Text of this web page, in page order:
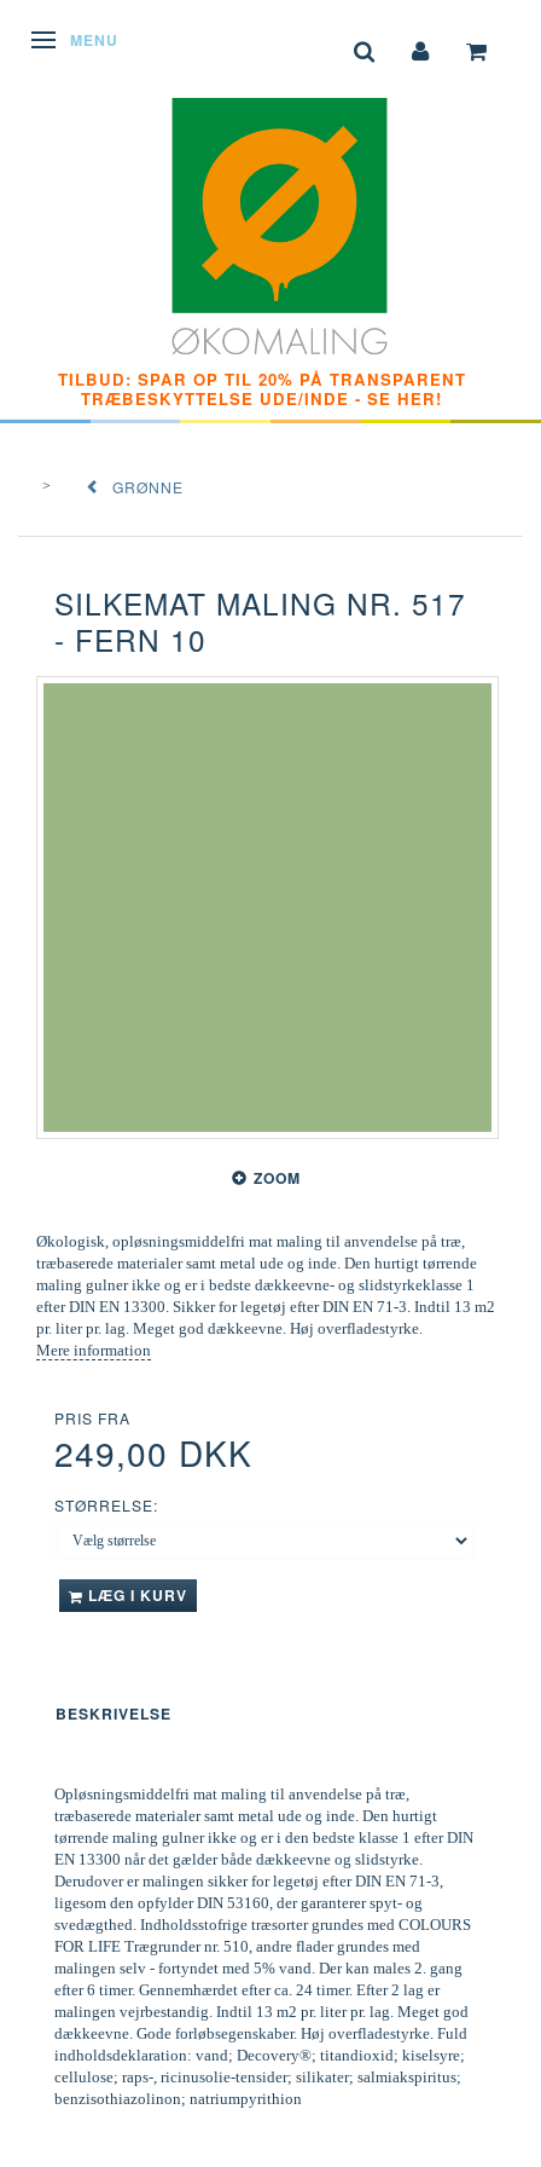
SKIFTE NAVIGATION
MENU
TILBUD: SPAR OP TIL 20% PÅ TRANSPARENT
TRÆBESKYTTELSE UDE/INDE - SE HER!
GRØNNE
SILKEMAT MALING NR. 517
- FERN 10
ZOOM
Økologisk, opløsningsmiddelfri mat maling til anvendelse på træ,
træbaserede materialer samt metal ude og inde. Den hurtigt tørrende
maling gulner ikke og er i bedste dækkeevne- og slidstyrkeklasse 1
efter DIN EN 13300. Sikker for legetøj efter DIN EN 71-3. Indtil 13 m2
pr. liter pr. lag. Meget god dækkeevne. Høj overfladestyrke.
Mere information
PRIS FRA
249,00 DKK
STØRRELSE:
LÆG I KURV
BESKRIVELSE
Opløsningsmiddelfri mat maling til anvendelse på træ,
træbaserede materialer samt metal ude og inde. Den hurtigt
tørrende maling gulner ikke og er i den bedste klasse 1 efter DIN
EN 13300 når det gælder både dækkeevne og slidstyrke.
Derudover er malingen sikker for legetøj efter DIN EN 71-3,
ligesom den opfylder DIN 53160, der garanterer spyt- og
svedægthed. Indholdsstofrige træsorter grundes med COLOURS
FOR LIFE Trægrunder nr. 510, andre flader grundes med
malingen selv - fortyndet med 5% vand. Der kan males 2. gang
efter 6 timer. Gennemhærdet efter ca. 24 timer. Efter 2 lag er
malingen vejrbestandig. Indtil 13 m2 pr. liter pr. lag. Meget god
dækkeevne. Gode forløbsegenskaber. Høj overfladestyrke. Fuld
indholdsdeklaration: vand; Decovery®; titandioxid; kiselsyre;
cellulose; raps-, ricinusolie-tensider; silikater; salmiakspiritus;
benzisothiazolinon; natriumpyrithion